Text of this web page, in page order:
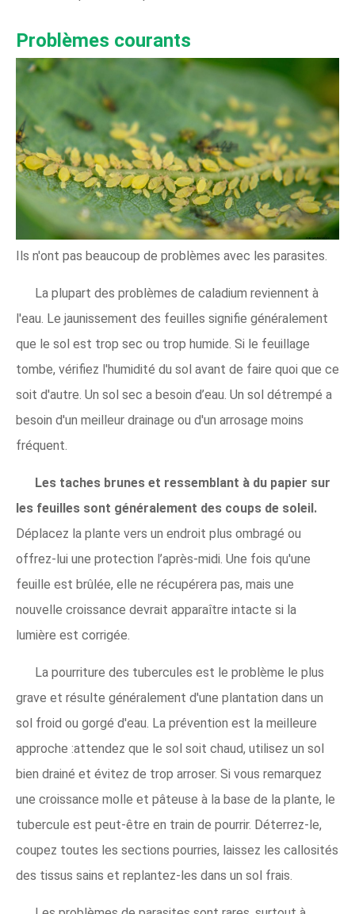
Problèmes courants
Ils n'ont pas beaucoup de problèmes avec les parasites.
La plupart des problèmes de caladium reviennent à
l'eau. Le jaunissement des feuilles signifie généralement
que le sol est trop sec ou trop humide. Si le feuillage
tombe, vérifiez l'humidité du sol avant de faire quoi que ce
soit d'autre. Un sol sec a besoin d’eau. Un sol détrempé a
besoin d'un meilleur drainage ou d'un arrosage moins
fréquent.
Les taches brunes et ressemblant à du papier sur
les feuilles sont généralement des coups de soleil.
Déplacez la plante vers un endroit plus ombragé ou
offrez-lui une protection l’après-midi. Une fois qu'une
feuille est brûlée, elle ne récupérera pas, mais une
nouvelle croissance devrait apparaître intacte si la
lumière est corrigée.
La pourriture des tubercules est le problème le plus
grave et résulte généralement d'une plantation dans un
sol froid ou gorgé d'eau. La prévention est la meilleure
approche :attendez que le sol soit chaud, utilisez un sol
bien drainé et évitez de trop arroser. Si vous remarquez
une croissance molle et pâteuse à la base de la plante, le
tubercule est peut-être en train de pourrir. Déterrez-le,
coupez toutes les sections pourries, laissez les callosités
des tissus sains et replantez-les dans un sol frais.